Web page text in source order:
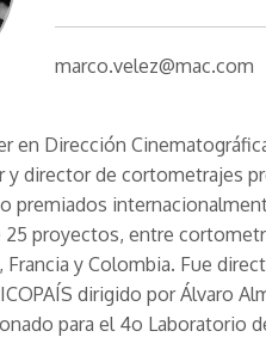
marco.velez@mac.com
en Dirección
y director de cortometrajes
premiados
25 proyectos, entre
Francia y Colombia. Fue
dirigido por Álvaro
para el 4o Laboratorio